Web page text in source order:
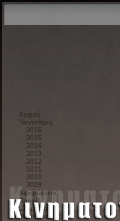
Αρχική
Ταινιοθήκη
2016
2015
2014
2013
2012
2011
2010
2009
Αφιερώματα
Προφίλ
Εκδηλώσεις
Φωτογραφίες